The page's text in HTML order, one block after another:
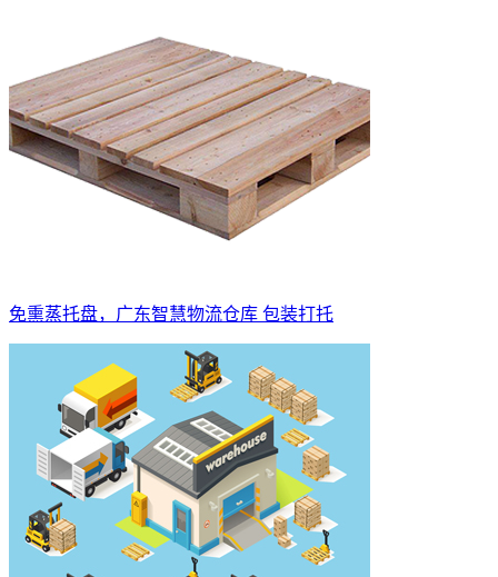
免熏蒸托盘，广东智慧物流仓库 包装打托